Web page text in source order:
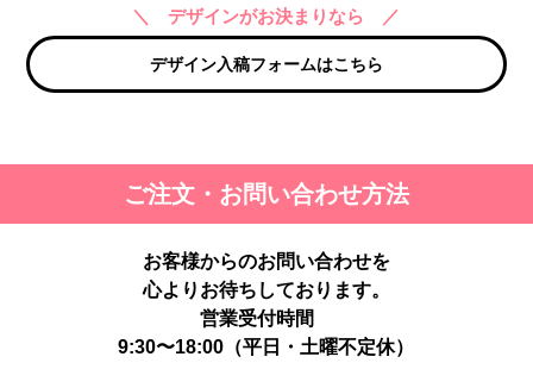
＼ デザインがお決まりなら ／
デザイン入稿フォームはこちら
ご注文・お問い合わせ方法
お客様からのお問い合わせを
心よりお待ちしております。
営業受付時間
9:30〜18:00（平日・土曜不定休）